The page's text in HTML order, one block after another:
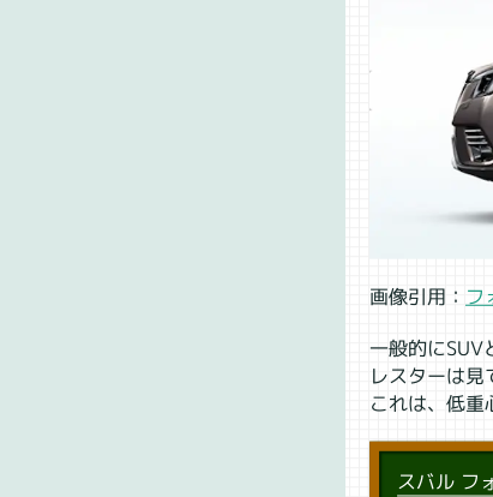
画像引用： フ
一般的にSUV
レスターは見
これは、低重
スバル フ